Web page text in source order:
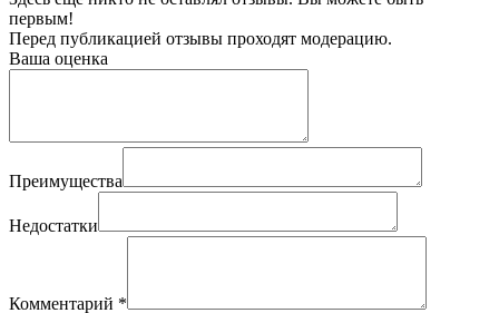
первым!
Перед публикацией отзывы проходят модерацию.
Ваша оценка
Преимущества
Недостатки
Комментарий *